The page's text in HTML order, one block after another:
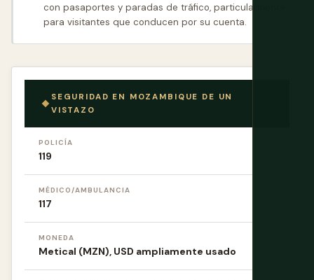
con pasaportes y paradas de tráfico, particularmente
para visitantes que conducen por su cuenta.
SEGURIDAD EN MOZAMBIQUE DE UN
VISTAZO
POLICÍA
119
MÉDICO/AMBULANCIA
117
MONEDA
Metical (MZN), USD ampliamente usado